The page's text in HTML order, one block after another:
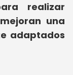
realizar
una
adaptados